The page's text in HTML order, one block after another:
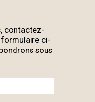
contactez-
formulaire ci-
sous